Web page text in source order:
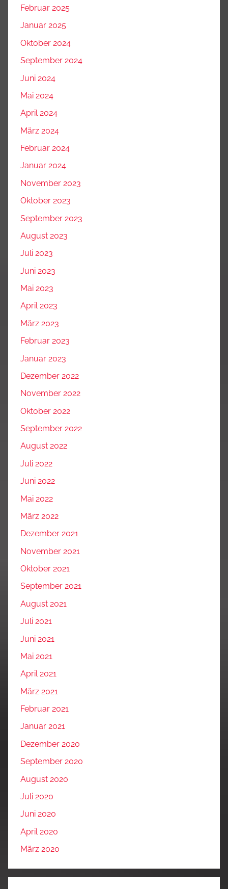
Februar 2025
Januar 2025
Oktober 2024
September 2024
Juni 2024
Mai 2024
April 2024
März 2024
Februar 2024
Januar 2024
November 2023
Oktober 2023
September 2023
August 2023
Juli 2023
Juni 2023
Mai 2023
April 2023
März 2023
Februar 2023
Januar 2023
Dezember 2022
November 2022
Oktober 2022
September 2022
August 2022
Juli 2022
Juni 2022
Mai 2022
März 2022
Dezember 2021
November 2021
Oktober 2021
September 2021
August 2021
Juli 2021
Juni 2021
Mai 2021
April 2021
März 2021
Februar 2021
Januar 2021
Dezember 2020
September 2020
August 2020
Juli 2020
Juni 2020
April 2020
März 2020